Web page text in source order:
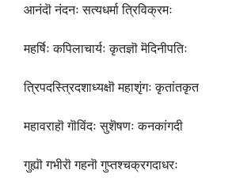
आनंदॊ नंदनः सत्यधर्मा त्रिविक्रमः
महर्षिः कपिलाचार्यः कृतज्ञॊ मॆदिनीपतिः
त्रिपदस्त्रिदशाध्यक्षॊ महाशृंगः कृतांतकृत
महावराहॊ गॊविंदः सुशॆषणः कनकांगदी
गुह्यॊ गभीरॊ गहनॊ गुप्तश्चक्रगदाधरः